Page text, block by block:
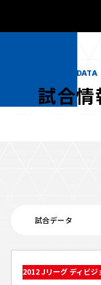
試合情報トップ
試合データ
試合日程・結果
観戦するトップ
クラブを知る
MATCH DATA
試合情
試合データ
2012 Jリーグ ディビジ